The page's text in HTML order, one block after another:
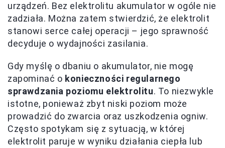
urządzeń. Bez elektrolitu akumulator w ogóle nie
zadziała. Można zatem stwierdzić, że elektrolit
stanowi serce całej operacji – jego sprawność
decyduje o wydajności zasilania.
Gdy myślę o dbaniu o akumulator, nie mogę
zapominać o konieczności regularnego
sprawdzania poziomu elektrolitu. To niezwykle
istotne, ponieważ zbyt niski poziom może
prowadzić do zwarcia oraz uszkodzenia ogniw.
Często spotykam się z sytuacją, w której
elektrolit paruje w wyniku działania ciepła lub